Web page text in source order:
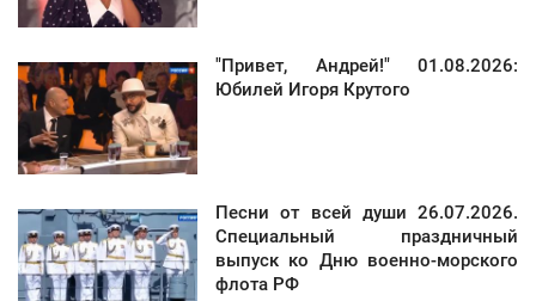
"Привет, Андрей!" 01.08.2026:
Юбилей Игоря Крутого
Песни от всей души 26.07.2026.
Специальный праздничный
выпуск ко Дню военно-морского
флота РФ